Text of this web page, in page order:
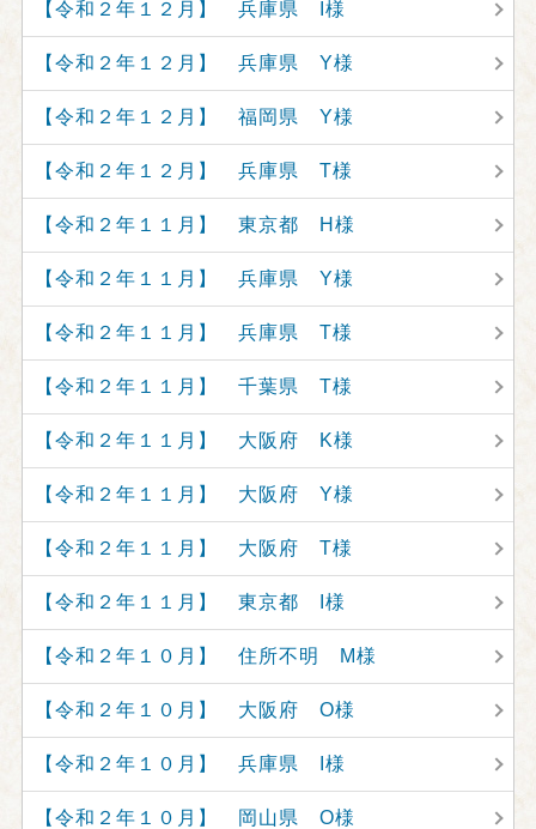
【令和２年１２月】 兵庫県 I様
【令和２年１２月】 兵庫県 Y様
【令和２年１２月】 福岡県 Y様
【令和２年１２月】 兵庫県 T様
【令和２年１１月】 東京都 H様
【令和２年１１月】 兵庫県 Y様
【令和２年１１月】 兵庫県 T様
【令和２年１１月】 千葉県 T様
【令和２年１１月】 大阪府 K様
【令和２年１１月】 大阪府 Y様
【令和２年１１月】 大阪府 T様
【令和２年１１月】 東京都 I様
【令和２年１０月】 住所不明 M様
【令和２年１０月】 大阪府 O様
【令和２年１０月】 兵庫県 I様
【令和２年１０月】 岡山県 O様